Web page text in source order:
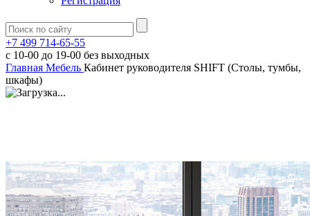
+7 499 714-65-55
с 10-00 до 19-00 без выходных
Главная Мебель Кабинет руководителя SHIFT (Столы, тумбы,
шкафы)